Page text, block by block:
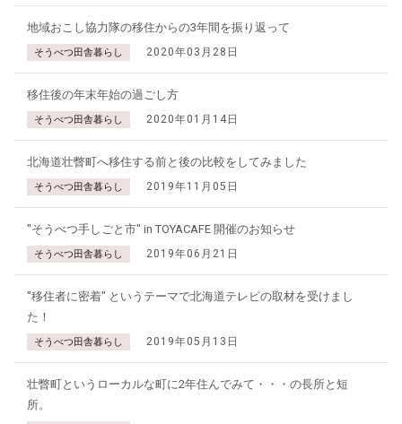
地域おこし協力隊の移住からの3年間を振り返って
そうべつ田舎暮らし 2020年03月28日
移住後の年末年始の過ごし方
そうべつ田舎暮らし 2020年01月14日
北海道壮瞥町へ移住する前と後の比較をしてみました
そうべつ田舎暮らし 2019年11月05日
"そうべつ手しごと市" in TOYACAFE 開催のお知らせ
そうべつ田舎暮らし 2019年06月21日
"移住者に密着" というテーマで北海道テレビの取材を受けまし
た！
そうべつ田舎暮らし 2019年05月13日
壮瞥町というローカルな町に2年住んでみて・・・の長所と短
所。